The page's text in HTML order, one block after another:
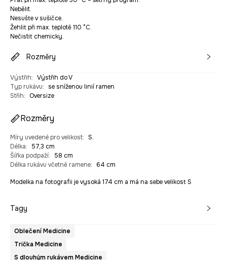
Nebělit.
Nesušte v sušičce.
Žehlit při max. teplotě 110 °C.
Nečistit chemicky.
Rozměry
Výstřih: Výstřih do V
Typ rukávu:
se sníženou linií ramen
Střih: Oversize
Rozměry
Míry uvedené pro velikost: S.
Délka:
57,3 cm
Šířka podpaží:
58 cm
Délka rukávu včetně ramene: 64 cm
Modelka na fotografii je vysoká 174 cm a má na sebe velikost S
Tagy
Oblečení Medicine
Trička Medicine
S dlouhým rukávem Medicine